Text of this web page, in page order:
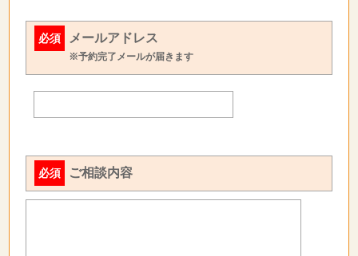
必須 メールアドレス
※予約完了メールが届きます
必須 ご相談内容